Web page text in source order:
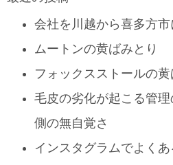
会社を川越から喜多方市
ムートンの黄ばみとり
フォックスストールの黄
毛皮の劣化が起こる管
側の無自覚さ
インスタグラムでよく